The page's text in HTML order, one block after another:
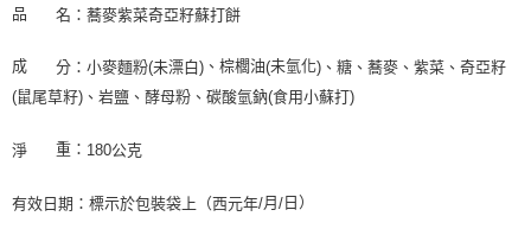
品 名：蕎麥紫菜奇亞籽蘇打餅
成 分：小麥麵粉(未漂白) 、棕櫚油(未氫化) 、糖、蕎麥、紫菜、奇亞籽
(鼠尾草籽) 、岩鹽、酵母粉、碳酸氫鈉(食用小蘇打)
淨 重： 180公克
有效日期：標示於包裝袋上（西元年/月 / 日）